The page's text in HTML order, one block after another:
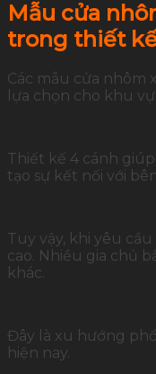
Mẫu cửa
trong thiết
Các mẫu cửa nhôm
lựa chọn cho khu
Thiết kế 4 cánh
tạo sự kết nối với
Tuy vậy, khi yêu
cao. Nhiều gia chủ
khác.
Đây là xu hướng
hiện nay.